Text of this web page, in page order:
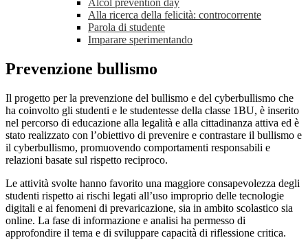
Alcol prevention day
Alla ricerca della felicità: controcorrente
Parola di studente
Imparare sperimentando
Prevenzione bullismo
Il progetto per la prevenzione del bullismo e del cyberbullismo che
ha coinvolto gli studenti e le studentesse della classe 1BU, è inserito
nel percorso di educazione alla legalità e alla cittadinanza attiva ed è
stato realizzato con l’obiettivo di prevenire e contrastare il bullismo e
il cyberbullismo, promuovendo comportamenti responsabili e
relazioni basate sul rispetto reciproco.
Le attività svolte hanno favorito una maggiore consapevolezza degli
studenti rispetto ai rischi legati all’uso improprio delle tecnologie
digitali e ai fenomeni di prevaricazione, sia in ambito scolastico sia
online. La fase di informazione e analisi ha permesso di
approfondire il tema e di sviluppare capacità di riflessione critica.